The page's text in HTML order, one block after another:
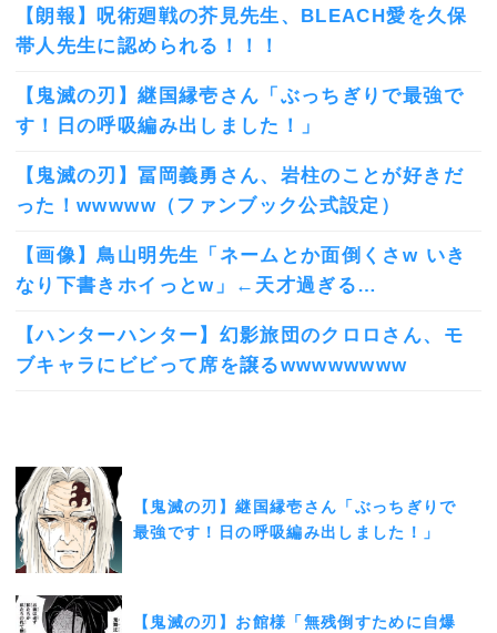
【朗報】呪術廻戦の芥見先生、BLEACH愛を久保
帯人先生に認められる！！！
【鬼滅の刃】継国縁壱さん「ぶっちぎりで最強で
す！日の呼吸編み出しました！」
【鬼滅の刃】冨岡義勇さん、岩柱のことが好きだ
った！wwwww（ファンブック公式設定）
【画像】鳥山明先生「ネームとか面倒くさw いき
なり下書きホイっとw」←天才過ぎる…
【ハンターハンター】幻影旅団のクロロさん、モ
ブキャラにビビって席を譲るwwwwwwww
【鬼滅の刃】継国縁壱さん「ぶっちぎりで
最強です！日の呼吸編み出しました！」
【鬼滅の刃】お館様「無残倒すために自爆